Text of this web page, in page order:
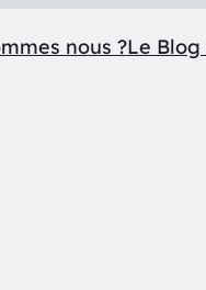
nous ?Le Blog